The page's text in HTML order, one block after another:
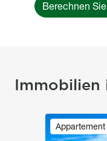
Berechnen
Immobilien
Appartement
Image